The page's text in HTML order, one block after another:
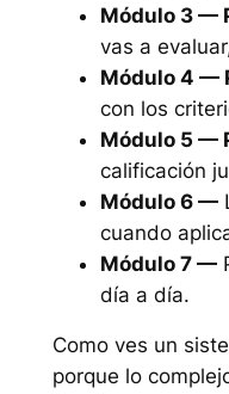
Módulo 3 —
vas a
Módulo 4 —
con los
Módulo 5 —
calificación
Módulo 6 —
cuando
Módulo 7 —
día a día.
Como ves un
porque lo